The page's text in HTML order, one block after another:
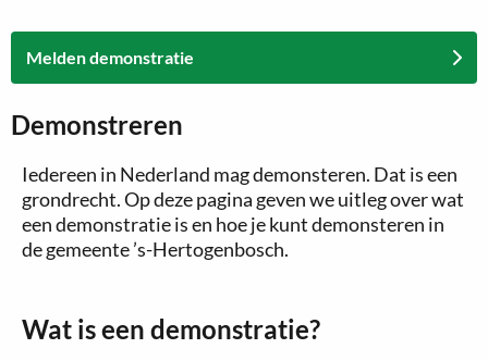
Melden demonstratie
Demonstreren
Iedereen in Nederland mag demonsteren. Dat is een
grondrecht. Op deze pagina geven we uitleg over wat
een demonstratie is en hoe je kunt demonsteren in
de gemeente ’s-Hertogenbosch.
Wat is een demonstratie?